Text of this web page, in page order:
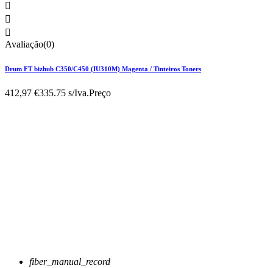



Avaliação(0)
Drum FT bizhub C350/C450 (IU310M) Magenta / Tinteiros Toners
412,97 €335.75 s/Iva.Preço
fiber_manual_record